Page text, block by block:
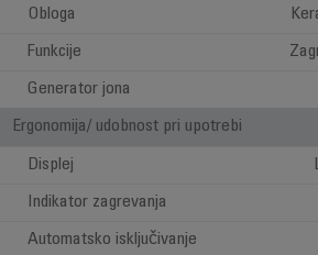
Obloga
Funkcije
Generator jona
Ergonomija/ udobnost pri upotrebi
Displej
Indikator zagrevanja
Automatsko isključivanje